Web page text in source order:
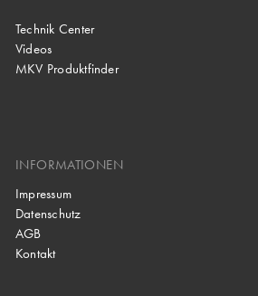
Technik Center
Videos
MKV Produktfinder
INFORMATIONEN
Impressum
Datenschutz
AGB
Kontakt